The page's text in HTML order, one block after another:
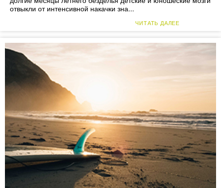
отвыкли от интенсивной накачки зна...
ЧИТАТЬ ДАЛЕЕ